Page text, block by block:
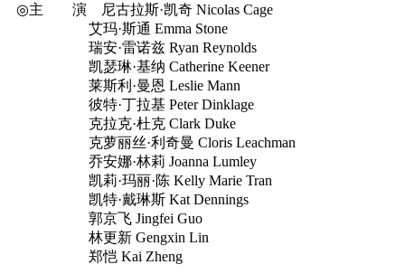
◎主 演 尼古拉斯·凯奇 Nicolas Cage
艾玛·斯通 Emma Stone
瑞安·雷诺兹 Ryan Reynolds
凯瑟琳·基纳 Catherine Keener
莱斯利·曼恩 Leslie Mann
彼特·丁拉基 Peter Dinklage
克拉克·杜克 Clark Duke
克萝丽丝·利奇曼 Cloris Leachman
乔安娜·林莉 Joanna Lumley
凯莉·玛丽·陈 Kelly Marie Tran
凯特·戴琳斯 Kat Dennings
郭京飞 Jingfei Guo
林更新 Gengxin Lin
郑恺 Kai Zheng